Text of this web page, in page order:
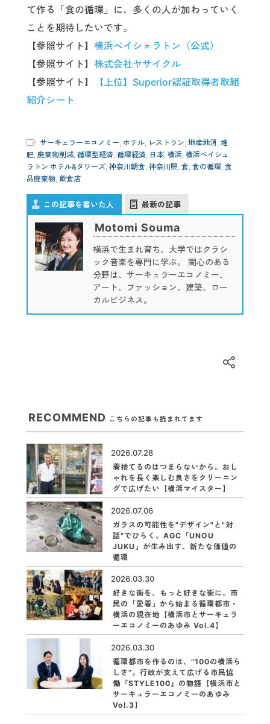
て作る「食の循環」に、多くの人が加わっていく
ことを期待したいです。
【参照サイト】 横浜ベイシェラトン（公式）
【参照サイト】 株式会社ヤサイクル
【参照サイト】
【上位】Superior認証取得者取組
紹介シート
サーキュラーエコノミー ホテル レストラン 地産地消 堆
肥 廃棄物削減 循環型経済 循環経済 日本 横浜 横浜ベイシェ
ラトン ホテル&タワーズ 神奈川朝食 神奈川県 食 食の循環 食
品廃棄物 飲食店
この記事を書いた人 最新の記事
Motomi Souma
横浜で生まれ育ち、大学ではクラシ
ック音楽を専門に学ぶ。 関心のある
分野は、サーキュラーエコノミー、
アート、ファッション、建築、ロー
カルビジネス。
RECOMMEND こちらの記事も読まれてます
2026.07.28
着捨てるのはつまらないから。おし
ゃれを長く楽しむ良さをクリーニン
グで広げたい【横浜マイスター】
2026.07.06
ガラスの可能性を"デザイン"と"対
話"でひらく。AGC「UNOU
JUKU」が生み出す、新たな価値の
循環
2026.03.30
好きな街を、もっと好きな街に。市
民の「愛着」から始まる循環都市・
横浜の現在地【横浜市とサーキュラ
ーエコノミーのあゆみ Vol.4】
2026.03.30
循環都市を作るのは、“100の横浜ら
しさ”。行政が支えて広げる市民協
働『STYLE100』の物語【横浜市と
サーキュラーエコノミーのあゆみ
Vol.3】